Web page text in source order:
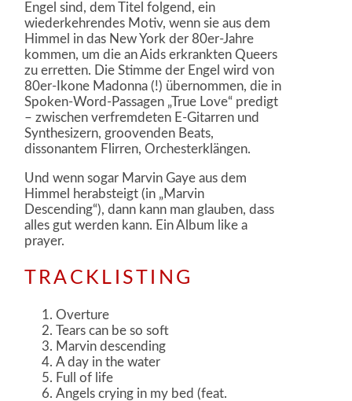
Engel sind, dem Titel folgend, ein
wiederkehrendes Motiv, wenn sie aus dem
Himmel in das New York der 80er-Jahre
kommen, um die an Aids erkrankten Queers
zu erretten. Die Stimme der Engel wird von
80er-Ikone Madonna (!) übernommen, die in
Spoken-Word-Passagen „True Love“ predigt
– zwischen verfremdeten E-Gitarren und
Synthesizern, groovenden Beats,
dissonantem Flirren, Orchesterklängen.
Und wenn sogar Marvin Gaye aus dem
Himmel herabsteigt (in „Marvin
Descending“), dann kann man glauben, dass
alles gut werden kann. Ein Album like a
prayer.
TRACKLISTING
Overture
Tears can be so soft
Marvin descending
A day in the water
Full of life
Angels crying in my bed (feat.